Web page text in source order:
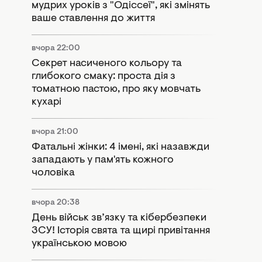
мудрих уроків з "Одіссеї", які змінять
ваше ставлення до життя
вчора 22:00
Секрет насиченого кольору та
глибокого смаку: проста дія з
томатною пастою, про яку мовчать
кухарі
вчора 21:00
Фатальні жінки: 4 імені, які назавжди
западають у пам'ять кожного
чоловіка
вчора 20:38
День військ зв’язку та кібербезпеки
ЗСУ! Історія свята та щирі привітання
українською мовою